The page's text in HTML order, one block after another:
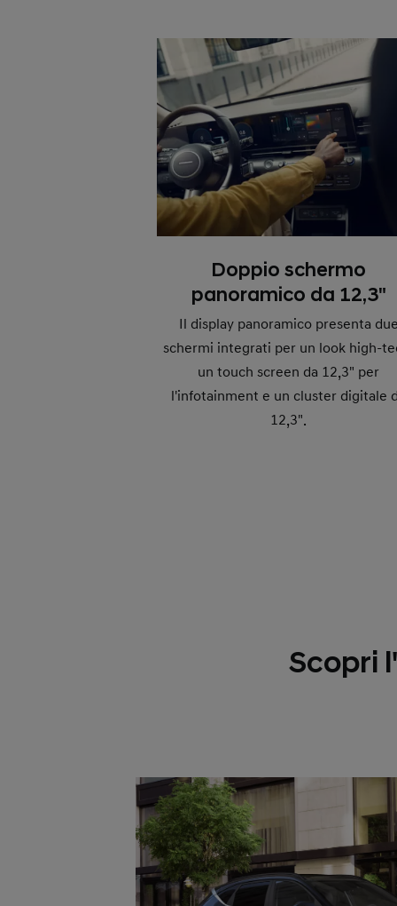
Doppio schermo
panoramico da 12,3"
Il display panoramico presenta
schermi integrati per un look high-
un touch screen da 12,3" per
l'infotainment e un cluster digitale
12,3".
Scopri